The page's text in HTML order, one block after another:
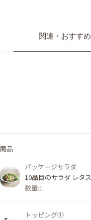
関連・ おすすめ
商品
パッケージサラダ
数量:1
トッピング①